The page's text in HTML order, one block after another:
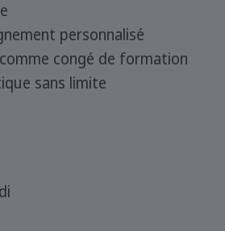
personnalisé
congé de formation
sans limite